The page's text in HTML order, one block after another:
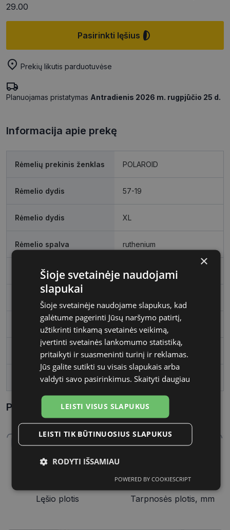
29.00
Pasirinkti lęšius
Prekių likutis parduotuvėse
Planuojamas pristatymas Antradienis 2026 m. rugpjūčio 25 d.
Informacija apie prekę
Rėmelių prekinis ženklas POLAROID
Rėmelio dydis 57-19
Rėmelio dydis XL
Rėmelio spalva ruthenium
Rėmelio tipas Metalas
Rėmelio forma
Vartotojų grupė Vyrams
Lęšio plotis 57
Tarpnosės plotis, mm 19
Parametrai Kaip sužinoti savo akinių dydį?
Lęšio plotis
Tarpnosės plotis, mm
×
Šioje svetainėje naudojami
slapukai
Šioje svetainėje naudojame slapukus, kad
galėtume pagerinti Jūsų naršymo patirtį,
užtikrinti tinkamą svetainės veikimą,
įvertinti svetainės lankomumo statistiką,
pritaikyti ir suasmeninti turinį ir reklamas.
Jūs galite sutikti su visais slapukais arba
valdyti savo pasirinkimus. Skaityti daugiau
LEISTI VISUS SLAPUKUS
LEISTI TIK BŪTINUOSIUS SLAPUKUS
RODYTI IŠSAMIAU
slapukai
Statistikos
slapukai
Rinkodaros
slapukai
POWERED BY COOKIESCRIPT